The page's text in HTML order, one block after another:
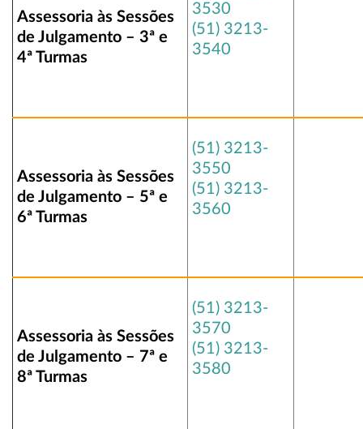
Assessoria às Sessões
de Julgamento – 3ª e
4ª Turmas
3530
(51) 3213-
3540
Assessoria às Sessões
de Julgamento – 5ª e
6ª Turmas
(51) 3213-
3550
(51) 3213-
3560
Assessoria às Sessões
de Julgamento – 7ª e
8ª Turmas
(51) 3213-
3570
(51) 3213-
3580